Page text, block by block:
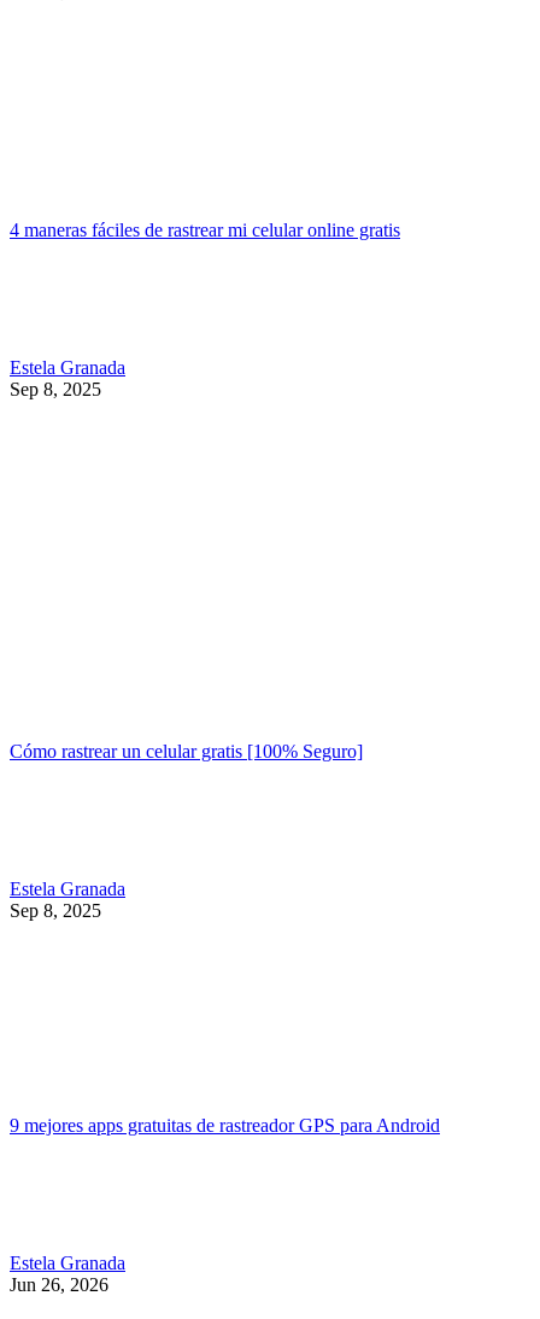
4 maneras fáciles de rastrear mi celular online gratis
Estela Granada
Sep 8, 2025
Cómo rastrear un celular gratis [100% Seguro]
Estela Granada
Sep 8, 2025
9 mejores apps gratuitas de rastreador GPS para Android
Estela Granada
Jun 26, 2026